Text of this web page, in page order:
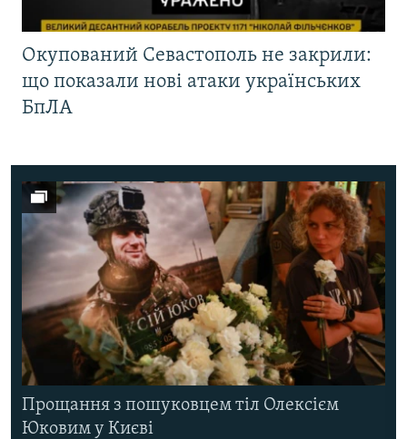
Окупований Севастополь не закрили:
що показали нові атаки українських
БпЛА
Прощання з пошуковцем тіл Олексієм
Юковим у Києві